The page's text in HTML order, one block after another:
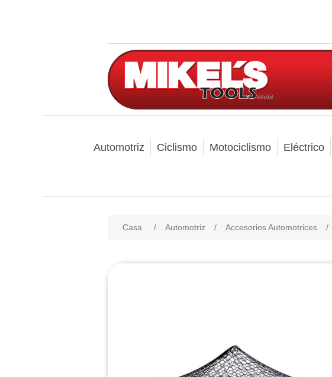
Automotriz Ciclismo Motociclismo Eléctrico
Casa / Automotriz / Accesorios Automotrices /